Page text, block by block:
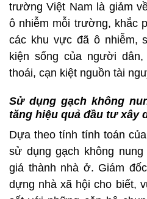
trường Việt Nam là giảm
ô nhiễm mỗi trường, khắc
các khu vực đã ô nhiễm,
kiện sống của người
thoái, cạn kiệt nguồn tài
Sử dụng gạch không
tăng hiệu quả đầu tư xây
Dựa theo tính tính toán
sử dụng gạch không
giá thành nhà ở. Giám
dựng nhà xã hội cho biết,